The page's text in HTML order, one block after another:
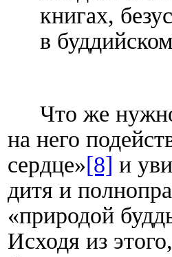
книгах,
в
Что же
на него
сердце»[8] и
дитя и
«природой
Исходя из